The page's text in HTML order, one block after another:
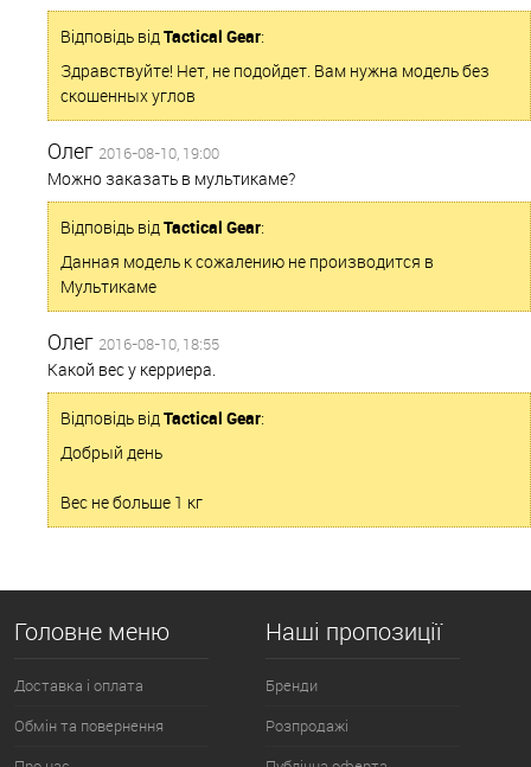
Відповідь від Tactical Gear:
Здравствуйте! Нет, не подойдет. Вам нужна модель без
скошенных углов
Олег 2016-08-10, 19:00
Можно заказать в мультикаме?
Відповідь від Tactical Gear:
Данная модель к сожалению не производится в
Мультикаме
Олег 2016-08-10, 18:55
Какой вес у керриера.
Відповідь від Tactical Gear:
Добрый день
Вес не больше 1 кг
Головне меню
Доставка і оплата
Обмін та повернення
Наші пропозиції
Бренди
Розпродажі